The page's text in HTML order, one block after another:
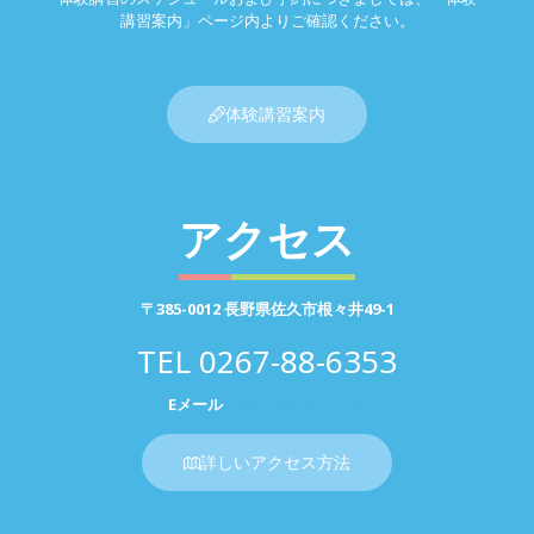
講習案内」ページ内よりご確認ください。
体験講習案内
アクセス
〒385-0012 長野県佐久市根々井49-1
TEL 0267-88-6353
Eメール
詳しいアクセス方法